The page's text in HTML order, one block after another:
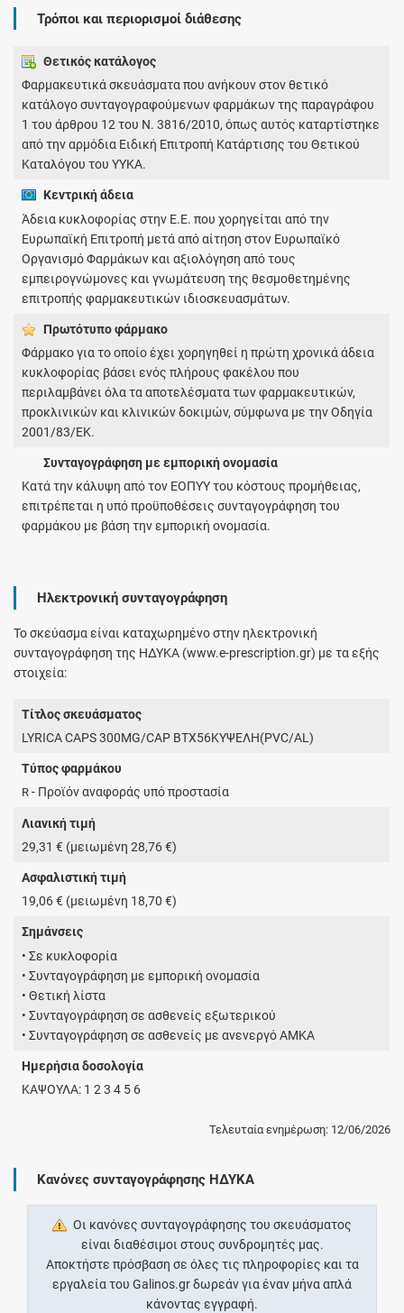
Τρόποι και περιορισμοί διάθεσης
Θετικός κατάλογος
Φαρμακευτικά σκευάσματα που ανήκουν στον θετικό
κατάλογο συνταγογραφούμενων φαρμάκων της παραγράφου
1 του άρθρου 12 του Ν. 3816/2010, όπως αυτός καταρτίστηκε
από την αρμόδια Ειδική Επιτροπή Κατάρτισης του Θετικού
Καταλόγου του ΥΥΚΑ.
Κεντρική άδεια
Άδεια κυκλοφορίας στην Ε.Ε. που χορηγείται από την
Ευρωπαϊκή Επιτροπή μετά από αίτηση στον Ευρωπαϊκό
Οργανισμό Φαρμάκων και αξιολόγηση από τους
εμπειρογνώμονες και γνωμάτευση της θεσμοθετημένης
επιτροπής φαρμακευτικών ιδιοσκευασμάτων.
Πρωτότυπο φάρμακo
Φάρμακο για το οποίο έχει χορηγηθεί η πρώτη χρονικά άδεια
κυκλοφορίας βάσει ενός πλήρους φακέλου που
περιλαμβάνει όλα τα αποτελέσματα των φαρμακευτικών,
προκλινικών και κλινικών δοκιμών, σύμφωνα με την Οδηγία
2001/83/ΕΚ.
Συνταγογράφηση με εμπορική ονομασία
Κατά την κάλυψη από τον ΕΟΠΥΥ του κόστους προμήθειας,
επιτρέπεται η υπό προϋποθέσεις συνταγογράφηση του
φαρμάκου με βάση την εμπορική ονομασία.
Ηλεκτρονική συνταγογράφηση
Το σκεύασμα είναι καταχωρημένο στην ηλεκτρονική
συνταγογράφηση της ΗΔΥΚΑ (www.e-prescription.gr) με τα εξής
στοιχεία:
Τίτλος σκευάσματος
LYRICA CAPS 300MG/CAP BTX56ΚΥΨΕΛΗ(PVC/AL)
Τύπος φαρμάκου
R - Προϊόν αναφοράς υπό προστασία
Λιανική τιμή
29,31 € (μειωμένη 28,76 €)
Ασφαλιστική τιμή
19,06 € (μειωμένη 18,70 €)
Σημάνσεις
• Σε κυκλοφορία
• Συνταγογράφηση με εμπορική ονομασία
• Θετική λίστα
• Συνταγογράφηση σε ασθενείς εξωτερικού
• Συνταγογράφηση σε ασθενείς με ανενεργό ΑΜΚΑ
Ημερήσια δοσολογία
ΚΑΨΟΥΛΑ: 1 2 3 4 5 6
Τελευταία ενημέρωση: 12/06/2026
Κανόνες συνταγογράφησης ΗΔΥΚΑ
Οι κανόνες συνταγογράφησης του σκευάσματος
είναι διαθέσιμοι στους συνδρομητές μας.
Αποκτήστε πρόσβαση σε όλες τις πληροφορίες και τα
εργαλεία του Galinos.gr δωρεάν για έναν μήνα απλά
κάνοντας εγγραφή.